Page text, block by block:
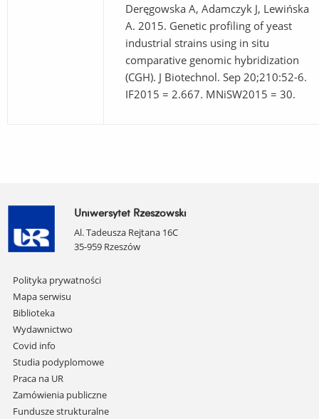
Deręgowska A, Adamczyk J, Lewińska
A. 2015. Genetic profiling of yeast
industrial strains using in situ
comparative genomic hybridization
(CGH). J Biotechnol. Sep 20;210:52-6.
IF2015 = 2.667. MNiSW2015 = 30.
Uniwersytet Rzeszowski
Al. Tadeusza Rejtana 16C
35-959 Rzeszów
Pomiń
nawigację
i
przejdź
do
treści
Polityka prywatności
Mapa serwisu
Biblioteka
Wydawnictwo
Covid info
Studia podyplomowe
Praca na UR
Zamówienia publiczne
Fundusze strukturalne